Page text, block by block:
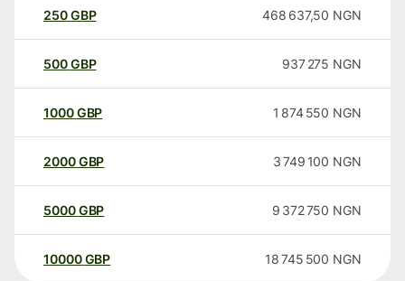
250GBP 468 637,50 NGN
500GBP 937 275 NGN
1000GBP 1 874 550 NGN
2000GBP 3 749 100 NGN
5000GBP 9 372 750 NGN
10000 GBP 18 745 500 NGN